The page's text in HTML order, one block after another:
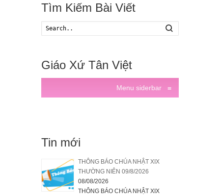
Tìm Kiếm Bài Viết
Giáo Xứ Tân Việt
Menu siderbar ≡
Tin mới
THÔNG BÁO CHÚA NHẬT XIX
THƯỜNG NIÊN 09/8/2026
08/08/2026
THÔNG BÁO CHÚA NHẬT XIX